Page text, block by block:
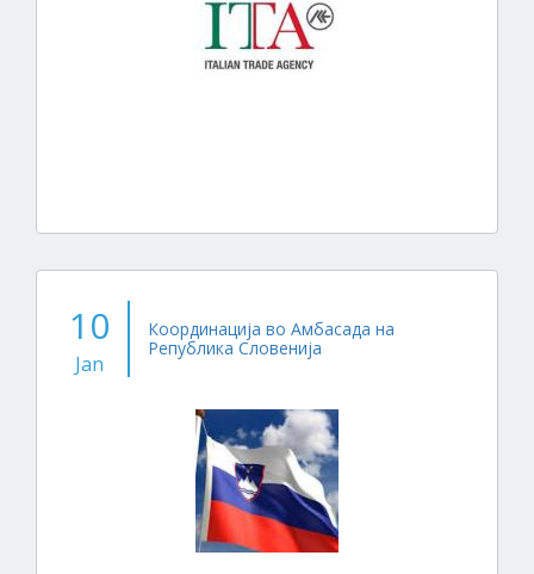
10
Jan
Координација во Амбасада на
Република Словенија